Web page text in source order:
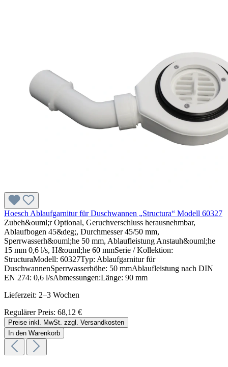
Hoesch Ablaufgarnitur für Duschwannen „Structura“ Modell 60327
Zubeh&ouml;r Optional, Geruchverschluss herausnehmbar,
Ablaufbogen 45&deg;, Durchmesser 45/50 mm,
Sperrwasserh&ouml;he 50 mm, Ablaufleistung Anstauh&ouml;he
15 mm 0,6 l/s, H&ouml;he 60 mmSerie / Kollektion:
StructuraModell: 60327Typ: Ablaufgarnitur für
DuschwannenSperrwasserhöhe: 50 mmAblaufleistung nach DIN
EN 274: 0,6 l/sAbmessungen:Länge: 90 mm
Lieferzeit: 2–3 Wochen
Regulärer Preis: 68,12 €
Preise inkl. MwSt. zzgl. Versandkosten
In den Warenkorb